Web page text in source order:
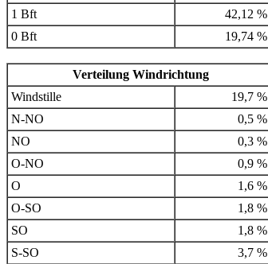
1 Bft
42,12 %
0 Bft
19,74 %
Verteilung Windrichtung
Windstille
19,7 %
N-NO
0,5 %
NO
0,3 %
O-NO
0,9 %
O
1,6 %
O-SO
1,8 %
SO
1,8 %
S-SO
3,7 %